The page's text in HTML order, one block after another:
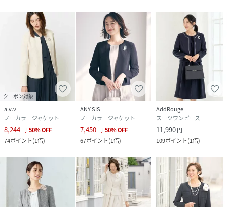
★ショップのお気に入り登録
ブランドのお得な情報を受取ることができます。
★商品のお気に入り登録
再入荷通知や、お得な情報を受け取ることができます。
モデル身長170cmバスト83cmウエスト58cmヒップ88cm着
用サイズ9号
性別タイプ レディース
素材
表地：ポリエステル100%
裏地：ポリエステル100%
サイズ
5号、7号、9号、11号、13号、13号ABR、15号
ABR、17号ABR、19号ABR、21号ABR、23号
クーポン対象
a.v.v
ノーカラージャケット
8,244円 50%OFF
74ポイント(1倍)
ANY SIS
ノーカラージャケット
7,450円 50%OFF
67ポイント(1倍)
AddRouge
スーツワンピース
11,990円
109ポイント(1倍)